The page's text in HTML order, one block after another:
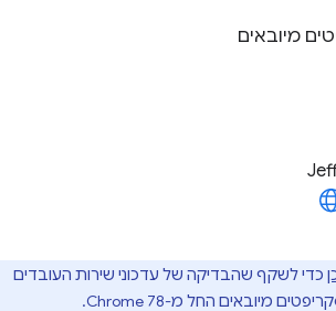
מיובאים
כדי לשקף שהבדיקה של עדכוני שירות העובדים